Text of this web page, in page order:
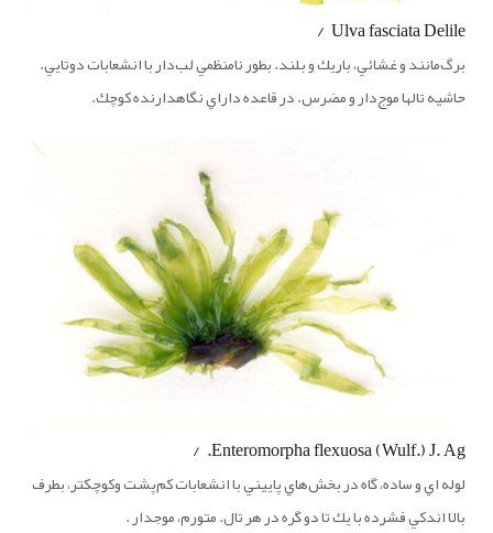
Ulva fasciata Delile /
برگ‌مانند و غشائي، باريك و بلند. بطور نامنظمي لب‌دار با انشعابات دوتايي.
حاشيه تالها موج‌دار و مضرس. در قاعده داراي نگاهدارنده كوچك.
Enteromorpha flexuosa (Wulf.) J. Ag. /
لوله اي و ساده، گاه در بخش‌هاي پاييني با انشعابات كم‌پشت وكوچكتر، بطرف
بالا اندكي فشرده‌ با يك تا دو گره در هر تال. متورم، موجدار .